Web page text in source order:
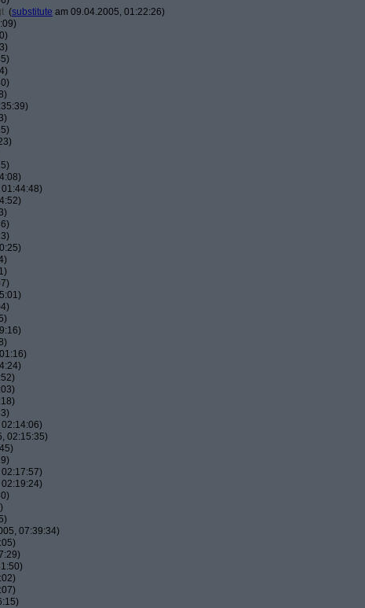
(substitute am 09.04.2005, 01:22:26)
02:15:35)
07:39:34)